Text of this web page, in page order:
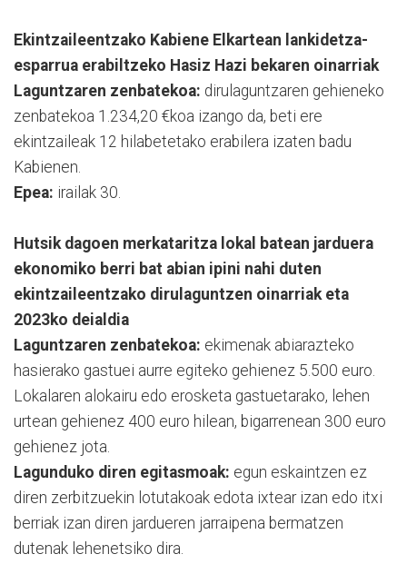
Ekintzaileentzako Kabiene Elkartean lankidetza-
esparrua erabiltzeko Hasiz Hazi bekaren oinarriak
Laguntzaren zenbatekoa: dirulaguntzaren gehieneko
zenbatekoa 1.234,20 €koa izango da, beti ere
ekintzaileak 12 hilabetetako erabilera izaten badu
Kabienen.
Epea: irailak 30.
Hutsik dagoen merkataritza lokal batean jarduera
ekonomiko berri bat abian ipini nahi duten
ekintzaileentzako dirulaguntzen oinarriak eta
2023ko deialdia
Laguntzaren zenbatekoa: ekimenak abiarazteko
hasierako gastuei aurre egiteko gehienez 5.500 euro.
Lokalaren alokairu edo erosketa gastuetarako, lehen
urtean gehienez 400 euro hilean, bigarrenean 300 euro
gehienez jota.
Lagunduko diren egitasmoak: egun eskaintzen ez
diren zerbitzuekin lotutakoak edota ixtear izan edo itxi
berriak izan diren jardueren jarraipena bermatzen
dutenak lehenetsiko dira.